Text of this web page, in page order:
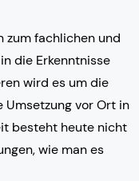
zum fachlichen und
die Erkenntnisse
wird es um die
Umsetzung vor Ort in
besteht heute nicht
wie man es